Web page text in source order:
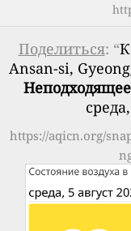
Поделиться: “
Ansan-si,
https://aqicn.org/